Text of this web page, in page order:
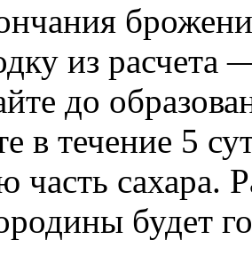
из расчета
до
в течение 5
часть сахара.
будет